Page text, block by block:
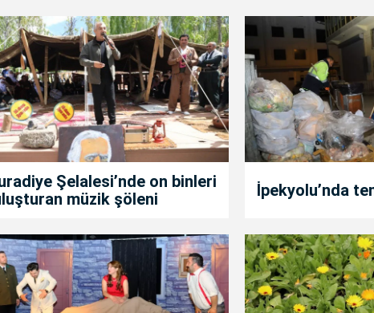
Şelalesi’nde on binleri
müzik şöleni
İpekyolu’nda